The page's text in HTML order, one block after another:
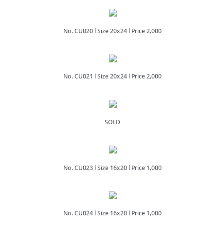
No. CU020 l Size 20x24 l Price 2,000
No. CU021 l Size 20x24 l Price 2,000
SOLD
No. CU023 l Size 16x20 l Price 1,000
No. CU024 l Size 16x20 l Price 1,000